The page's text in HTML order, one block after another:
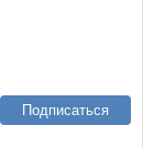
Подписаться